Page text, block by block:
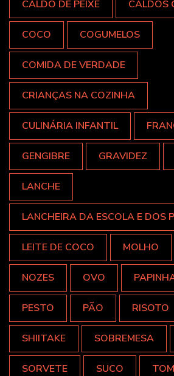
CALDO DE PEIXE CALDOS
COCO COGUMELOS
COMIDA DE VERDADE
CRIANÇAS NA COZINHA
CULINÁRIA INFANTIL
GENGIBRE GRAVIDEZ
LANCHE
LANCHEIRA DA ESCOLA E DOS
LEITE DE COCO MOLHO
NOZES OVO
PESTO PÃO RISOTO
SHIITAKE SOBREMESA
SORVETE SUCO